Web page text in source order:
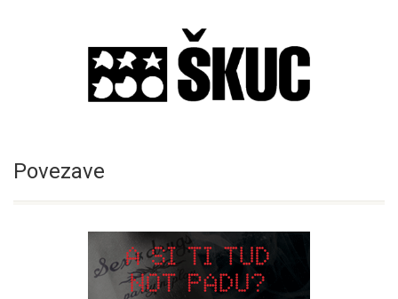
Povezave